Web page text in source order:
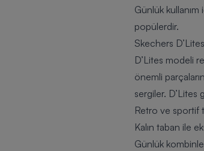
Günlük
popülerdir.
Skechers D’Lites
D’Lites modeli
önemli
sergiler. D’Lites
Retro ve sportif
Kalın taban ile
Günlük